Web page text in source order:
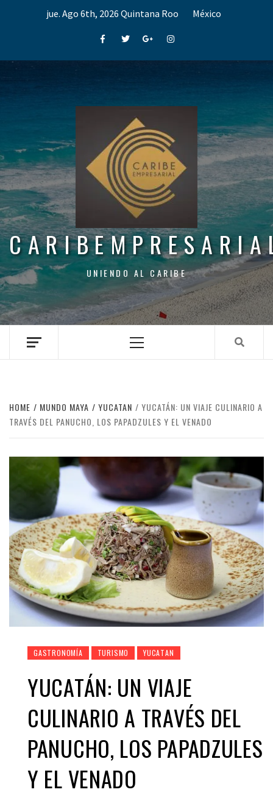
jue. Ago 6th, 2026 Quintana Roo México
FacebookTwitterGoogle+Instagram
UNIENDO AL CARIBE
Menu
HOME MUNDO MAYA YUCATAN
YUCATÁN: UN VIAJE CULINARIO A
TRAVÉS DEL PANUCHO, LOS PAPADZULES Y EL VENADO
GASTRONOMÍA TURISMO YUCATAN
YUCATÁN: UN VIAJE
CULINARIO A TRAVÉS DEL
PANUCHO, LOS PAPADZULES
Y EL VENADO